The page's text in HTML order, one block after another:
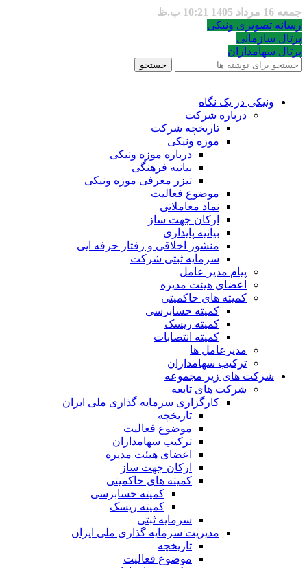
جمعه 16 مرداد 1405 10:21 ب.ظ
رسانه تصویری ونیکی
پرتال سازمانی
پرتال سهامداران
جستجو
ونیکی در یک نگاه
درباره شرکت
تاریخچه شرکت
موزه ونیکی
درباره موزه ونیکی
بیانیه فرهنگی
تیزر معرفی موزه ونیکی
موضوع فعالیت
نماد معاملاتی
ارکان جهت ساز
بیانیه پایداری
منشور اخلاقی و رفتار حرفه ایی
سرمایه ثبتی شرکت
پیام مدیر عامل
اعضای هیئت مدیره
کمیته های حاکمیتی
کمیته حسابرسی
کمیته ریسک
کمیته انتصابات
مدیرعامل ها
ترکیب سهامداران
شرکت های زیر مجموعه
شرکت های تابعه
کارگزاری سرمایه گذاری ملی ایران
تاریخچه
موضوع فعالیت
ترکیب سهامداران
اعضای هیئت مدیره
ارکان جهت ساز
کمیته های حاکمیتی
کمیته حسابرسی
کمیته ریسک
سرمایه ثبتی
مدیریت سرمایه گذاری ملی ایران
تاریخچه
موضوع فعالیت